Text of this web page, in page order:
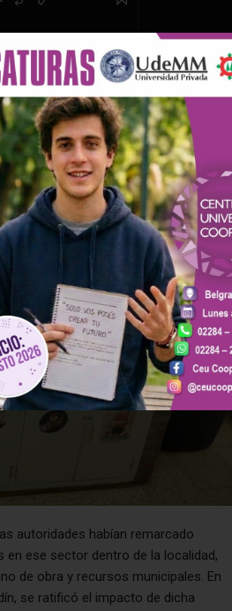
autoridades habían remarcado
ese sector dentro de la localidad,
de obra y recursos municipales. En
se ratificó el impacto de dicha